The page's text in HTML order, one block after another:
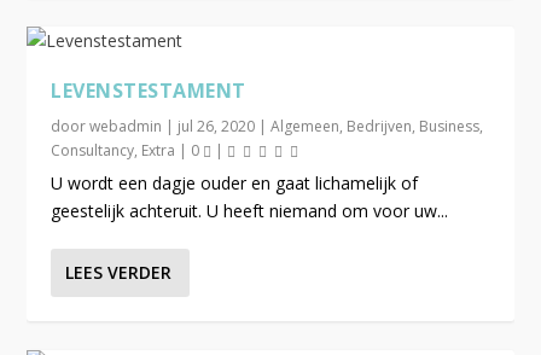
LEVENSTESTAMENT
doorwebadmin | jul 26, 2020 |Algemeen, Bedrijven, Business,
Consultancy, Extra | 0 |
U wordt een dagje ouder en gaat lichamelijk of
geestelijk achteruit. U heeft niemand om voor uw...
LEES VERDER